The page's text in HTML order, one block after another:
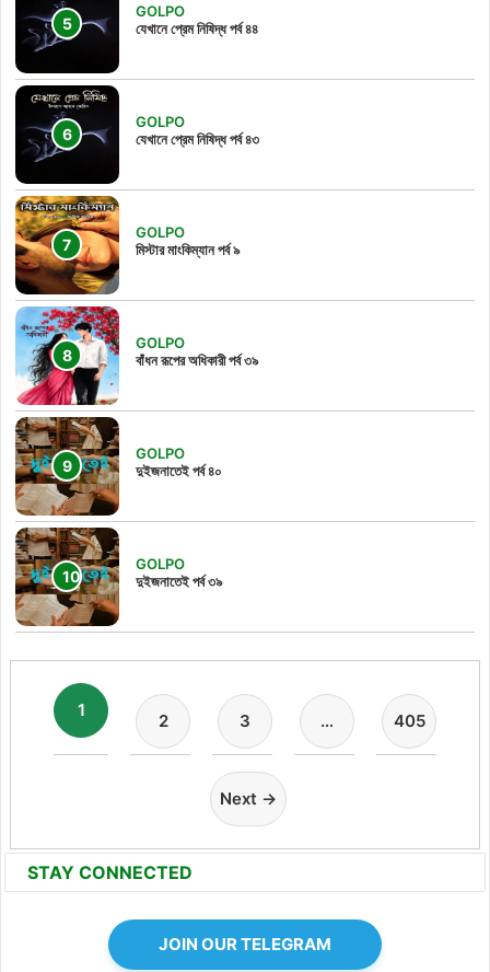
GOLPO
যেখানে প্রেম নিষিদ্ধ পর্ব ৪৪
GOLPO
যেখানে প্রেম নিষিদ্ধ পর্ব ৪৩
GOLPO
মিস্টার মাংকিম্যান পর্ব ৯
GOLPO
বাঁধন রূপের অধিকারী পর্ব ৩৯
GOLPO
দুইজনাতেই পর্ব ৪০
GOLPO
দুইজনাতেই পর্ব ৩৯
1
2 3 … 405
Next →
STAY CONNECTED
JOIN OUR TELEGRAM